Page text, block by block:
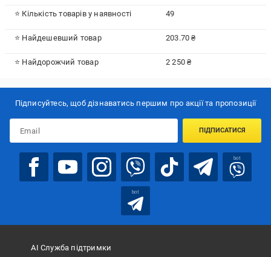
⭐ Кількість товарів у наявності 49
⭐ Найдешевший товар 203.70 ₴
⭐ Найдорожчий товар 2 250 ₴
Підписуйтесь, щоб дізнаватись першим про акції та пропозиції
ПІДПИСАТИСЯ
bot
bot
АІ Служба підтримки